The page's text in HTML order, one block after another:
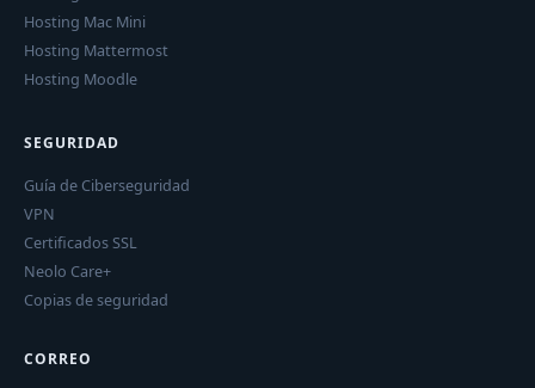
Hosting Mac Mini
Hosting Mattermost
Hosting Moodle
SEGURIDAD
Guía de Ciberseguridad
VPN
Certificados SSL
Neolo Care+
Copias de seguridad
CORREO